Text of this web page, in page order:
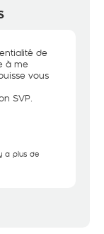
de
à me
vous
SVP.
a plus de